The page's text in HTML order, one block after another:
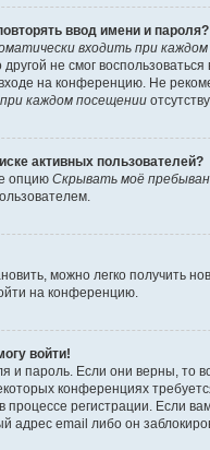
ввод имени и пароля?
входить при
не смог
на конференцию. Не
каждом посещении
активных пользователей?
опцию Скрывать моё
можно легко получить
на конференцию.
войти!
и пароль. Если они верны, то
конференциях
регистрации. Если
адрес email либо он